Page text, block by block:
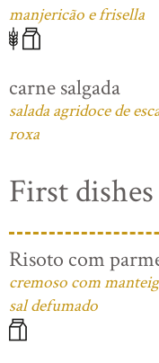
manjericão e frisella
carne salgada
salada agridoce de
roxa
First dishes
Risoto com
cremoso com
sal defumado